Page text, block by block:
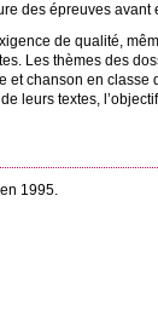
des épreuves avant
de qualité,
Les thèmes des
et chanson en classe
leurs textes,
1995.